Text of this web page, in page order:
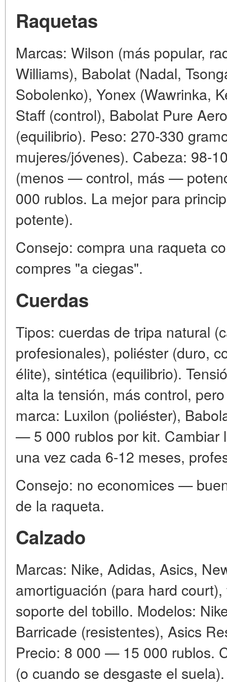
Raquetas
Marcas: Wilson (más popular,
Williams), Babolat (Nadal,
Sobolenko), Yonex (Wawrinka,
Staff (control), Babolat Pure
(equilibrio). Peso: 270-330
mujeres/jóvenes). Cabeza: 98-
(menos — control, más —
000 rublos. La mejor para
potente).
Consejo: compra una raqueta
compres "a ciegas".
Cuerdas
Tipos: cuerdas de tripa natural
profesionales), poliéster (duro,
élite), sintética (equilibrio).
alta la tensión, más control,
marca: Luxilon (poliéster),
— 5 000 rublos por kit.
una vez cada 6-12 meses,
Consejo: no economices —
de la raqueta.
Calzado
Marcas: Nike, Adidas, Asics,
amortiguación (para hard
soporte del tobillo. Modelos:
Barricade (resistentes), Asics
Precio: 8 000 — 15 000 rublos.
(o cuando se desgaste el